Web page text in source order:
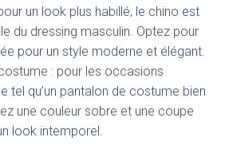
un look plus habillé, le chino est
du dressing masculin. Optez pour
pour un style moderne et élégant.
: pour les occasions
tel qu’un pantalon de costume bien
une couleur sobre et une coupe
look intemporel.